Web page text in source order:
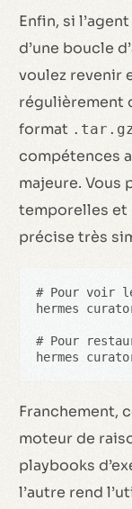
Enfin, si
d’une boucle
voulez revenir
régulièrement
format
compétences
majeure. Vous
temporelles et
précise très
# Pour voir
hermes
# Pour
hermes
Franchement,
moteur de
playbooks
l’autre rend